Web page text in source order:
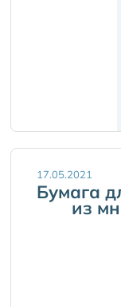
17.05.2021
Бумага
из